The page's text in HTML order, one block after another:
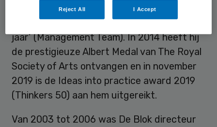
(Effectory) gewonnen en is Jos de Blok in
2012 verkozen tot ‘Gamechanger van het
jaar’ (Management Team). In 2014 heeft hij
de prestigieuze Albert Medal van The Royal
Society of Arts ontvangen en in november
2019 is de Ideas into practice award 2019
(Thinkers 50) aan hem uitgereikt.
Van 2003 tot 2006 was De Blok directeur
Reject All I Accept